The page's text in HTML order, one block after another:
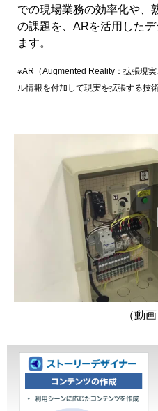
での現場業務の効率化や、
の課題を、ARを活用した
ます。
※AR（Augmented Reality：拡張現
ル情報を付加して現実を拡張する技術
（動